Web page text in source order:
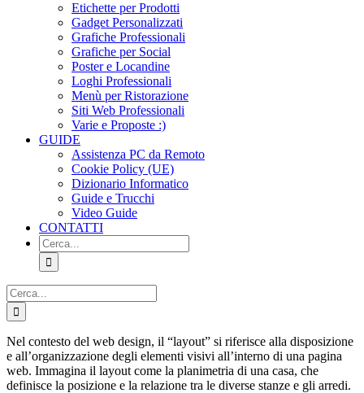
Etichette per Prodotti
Gadget Personalizzati
Grafiche Professionali
Grafiche per Social
Poster e Locandine
Loghi Professionali
Menù per Ristorazione
Siti Web Professionali
Varie e Proposte :)
GUIDE
Assistenza PC da Remoto
Cookie Policy (UE)
Dizionario Informatico
Guide e Trucchi
Video Guide
CONTATTI
Cerca
per:
Cerca
per:
Nel contesto del web design, il “layout” si riferisce alla disposizione
e all’organizzazione degli elementi visivi all’interno di una pagina
web. Immagina il layout come la planimetria di una casa, che
definisce la posizione e la relazione tra le diverse stanze e gli arredi.